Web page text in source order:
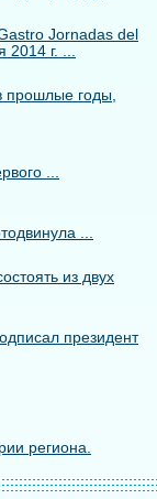
Jornadas del
г. ...
прошлые годы,
...
...
из двух
президент
региона.